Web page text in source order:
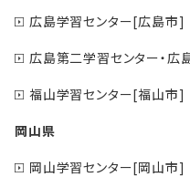
広島学習センター[広島市]
広島第二学習センター・
福山学習センター[福山市]
岡山県
岡山学習センター[岡山市]